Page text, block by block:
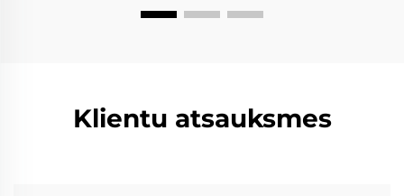
Klientu atsauksmes